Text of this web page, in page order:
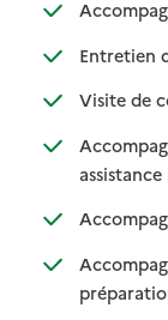
Entretien
Visite de